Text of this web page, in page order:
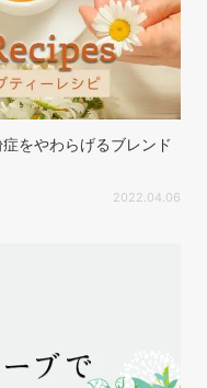
をやわらげるブレンド
2022.04.06